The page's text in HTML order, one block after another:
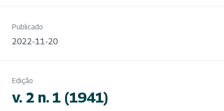
Publicado
2022-11-20
Edição
v. 2 n. 1 (1941)